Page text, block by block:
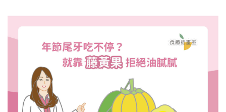
品，其公司幾乎都是相當知名、資金充裕的大型企業。 反之若
是中小企業，可以先思考自己申請小綠人標章的最終目的是什
麼?在資金尚未 […]